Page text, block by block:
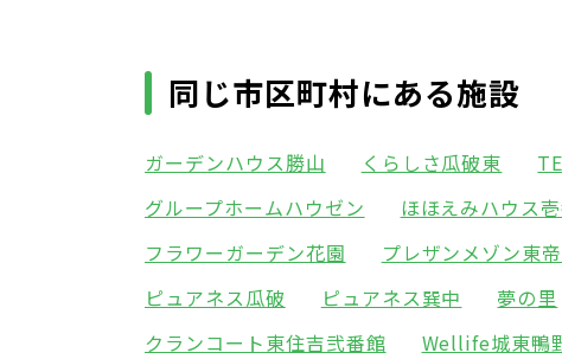
同じ市区町村にある施設
ガーデンハウス勝山 くらしさ瓜破東
グループホームハウゼン
ほほえみハウス
フラワーガーデン花園
プレザンメゾン東
ピュアネス瓜破
ピュアネス巽中 夢の里
クランコート東住吉弐番館
Wellife城東鴨